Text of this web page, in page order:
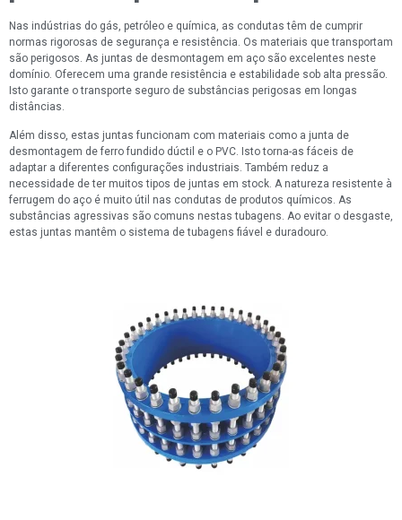
Nas indústrias do gás, petróleo e química, as condutas têm de cumprir
normas rigorosas de segurança e resistência. Os materiais que transportam
são perigosos. As juntas de desmontagem em aço são excelentes neste
domínio. Oferecem uma grande resistência e estabilidade sob alta pressão.
Isto garante o transporte seguro de substâncias perigosas em longas
distâncias.
Além disso, estas juntas funcionam com materiais como a junta de
desmontagem de ferro fundido dúctil e o PVC. Isto torna-as fáceis de
adaptar a diferentes configurações industriais. Também reduz a
necessidade de ter muitos tipos de juntas em stock. A natureza resistente à
ferrugem do aço é muito útil nas condutas de produtos químicos. As
substâncias agressivas são comuns nestas tubagens. Ao evitar o desgaste,
estas juntas mantêm o sistema de tubagens fiável e duradouro.